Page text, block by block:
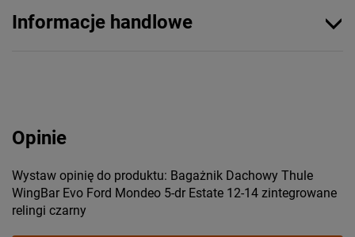
Informacje handlowe
Opinie
Wystaw opinię do produktu: Bagażnik Dachowy Thule
WingBar Evo Ford Mondeo 5-dr Estate 12-14 zintegrowane
relingi czarny